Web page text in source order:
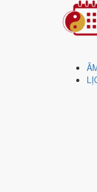
Lịch
Kỷ